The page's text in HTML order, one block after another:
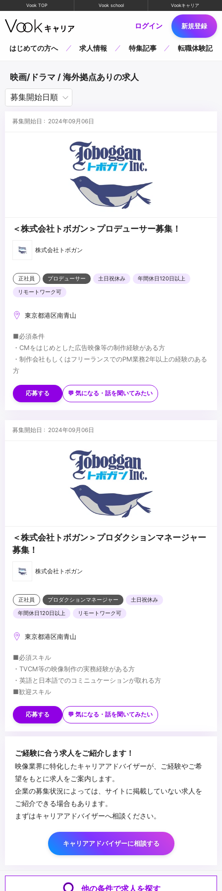
Vook TOP Vook school Vookキャリア
ログイン 新規登録
はじめての方へ 求人情報 特集記事 転職体験記
映画/ドラマ / 海外拠点ありの求人
募集開始日 : 2024年09月06日
＜株式会社トボガン＞プロデューサー募集！
株式会社トボガン
正社員 プロデューサー 土日祝休み
年間休日120日以上
リモートワーク可
東京都港区南青山
■必須条件
・CMをはじめとした広告映像等の制作経験がある方
・制作会社もしくはフリーランスでのPM業務2年以上の経験のある
方
•プロデュース力
企業とダイレクト、もしくは広告代理店と協力し、広告映像コンテ
す。映像コンテンツに加え、グラフィック、Web・デジタルマーケ
•円滑なコミュニケーション設計
ことで、最適なアイディアを提案し、プロジェクトを成功へと導き
ます。プロジェクトの総責任者として、最適な体制構築とソリュー
ションの企画・提案を担います。
グローバル企業や代理店との直接取引において、企画から納品まで
を英語での交渉・調整・問題解決を行います。世界各国の企業とク
リエイターの架け橋として、プロジェクトを成功に導く重要な役割
行い、企業のビジネスを支援します。
•アカウントマネジメント
大します。
外資系企業を中心に、クライアントとの折衝や広告・イベント企画
立案からセールスプロモーション業務、運営準備、イベント開催期
■歓迎スキル
・海外で制作コーディネイト業務に携わっていた方
・広告代理店での企画・営業経験のある方
・ビジネスレベルの語学力（英語）ある方
・外国籍の方も歓迎、ビザサポート有 ※ビジネスレベルの日本語必
・マネジメントや新規事業の開発にも興味のある方
※将来的に独立・起業を考えている方も大歓迎です。
...
応募する 💬 気になる・話を聞いてみたい
募集開始日 : 2024年09月06日
＜株式会社トボガン＞プロダクションマネージャー
募集！
株式会社トボガン
正社員 プロダクションマネージャー
土日祝休み
年間休日120日以上
リモートワーク可
東京都港区南青山
■必須スキル
・TVCM等の映像制作の実務経験がある方
・英語と日本語でのコミニュケーションが取れる方
■歓迎スキル
・広告代理店での業務経験がある方
・ビジネスレベルの語学力（英語）がある方
須（N1 程度以上）
・海外での映像制作、ビジネスに興味がある方など、将来海外で飛
躍したいと考えている方
応募する 💬 気になる・話を聞いてみたい
ご経験に合う求人をご紹介します！
映像業界に特化したキャリアアドバイザーが、ご経験やご希
望をもとに求人をご案内します。
企業の募集状況によっては、サイトに掲載していない求人を
ご紹介できる場合もあります。
まずはキャリアアドバイザーへ相談ください。
キャリアアドバイザーに相談する
他の条件で求人を探す